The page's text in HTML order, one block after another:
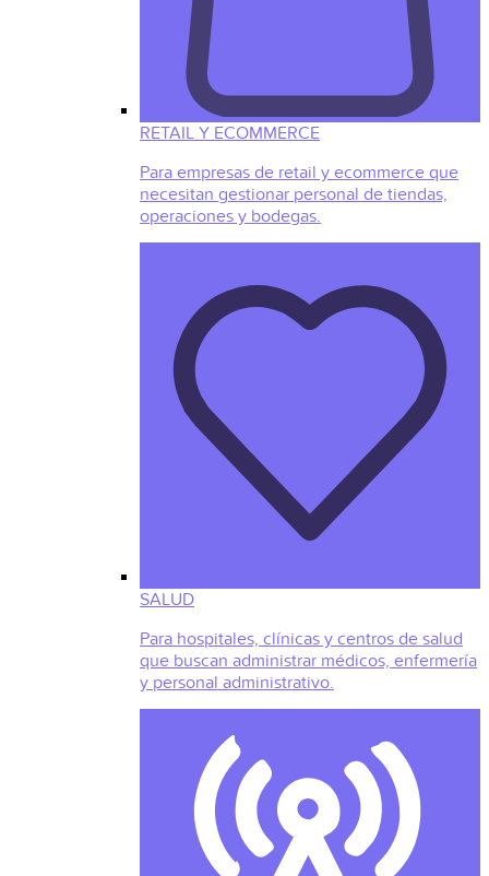
RETAIL Y ECOMMERCE
Para empresas de retail y ecommerce que
necesitan gestionar personal de tiendas,
operaciones y bodegas.
SALUD
Para hospitales, clínicas y centros de salud
que buscan administrar médicos, enfermería
y personal administrativo.